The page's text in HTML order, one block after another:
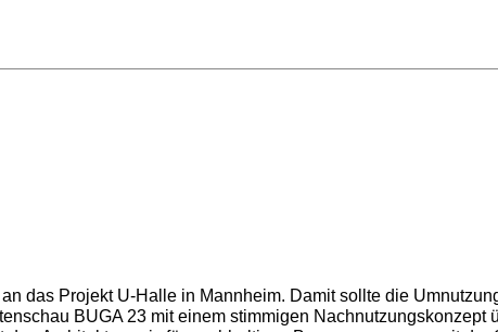
das Projekt U-Halle in Mannheim. Damit sollte die
BUGA 23 mit einem stimmigen